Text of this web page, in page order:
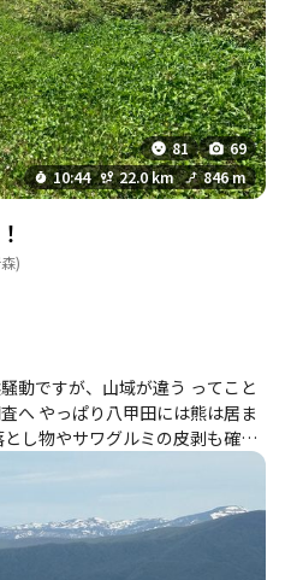
81
69
10:44
22.0 km 846 m
)
動ですが、山域が違う ってこと
は居ま
し物やサワグルミの皮剥も確認
やられているし、毛まで付いて
保護地域だから植物採取はダメな
でいるところもあるので、足元